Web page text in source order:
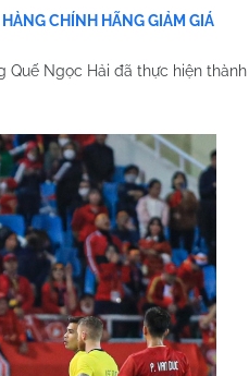
HÀNG CHÍNH HÃNG GIẢM GIÁ
Ngọc Hải đã thực hiện thành